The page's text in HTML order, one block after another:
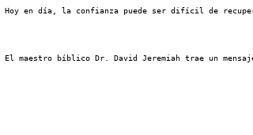
Hoy en día, la confianza puede ser difícil de
El maestro bíblico Dr. David Jeremiah trae un